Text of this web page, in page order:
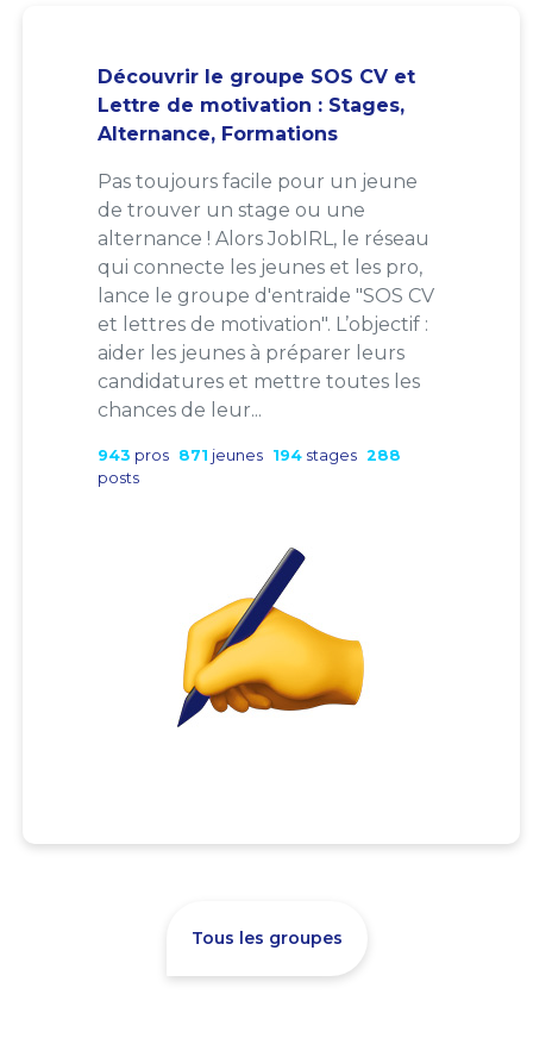
Découvrir le groupe SOS CV et
Lettre de motivation : Stages,
Alternance, Formations
Pas toujours facile pour un jeune
de trouver un stage ou une
alternance ! Alors JobIRL, le réseau
qui connecte les jeunes et les pro,
lance le groupe d'entraide "SOS CV
et lettres de motivation". L’objectif :
aider les jeunes à préparer leurs
candidatures et mettre toutes les
chances de leur...
943 pros 871 jeunes 194 stages 288
posts
Tous les groupes